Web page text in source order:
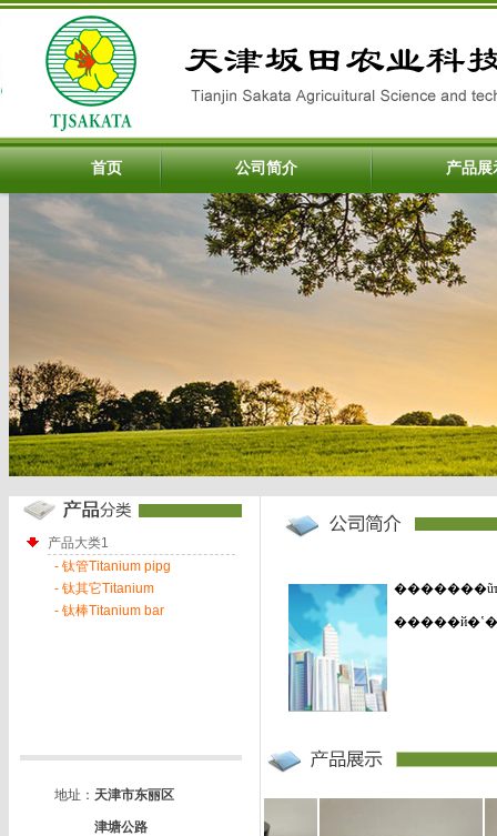
首页 公司简介 产品展
产品大类1
- 钛管Titanium pipg
- 钛其它Titanium
- 钛棒Titanium bar
地址： 天津市东丽区
津塘公路